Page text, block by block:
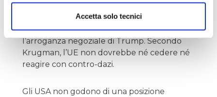
Accetta solo tecnici
europei sui beni americani sono pari a meno
del 2%. Inoltre, qualsiasi gesto, seppur
simbolico, rischierebbe di alimentare
l’arroganza negoziale di Trump. Secondo
Krugman, l’UE non dovrebbe né cedere né
reagire con contro-dazi.
Gli USA non godono di una posizione